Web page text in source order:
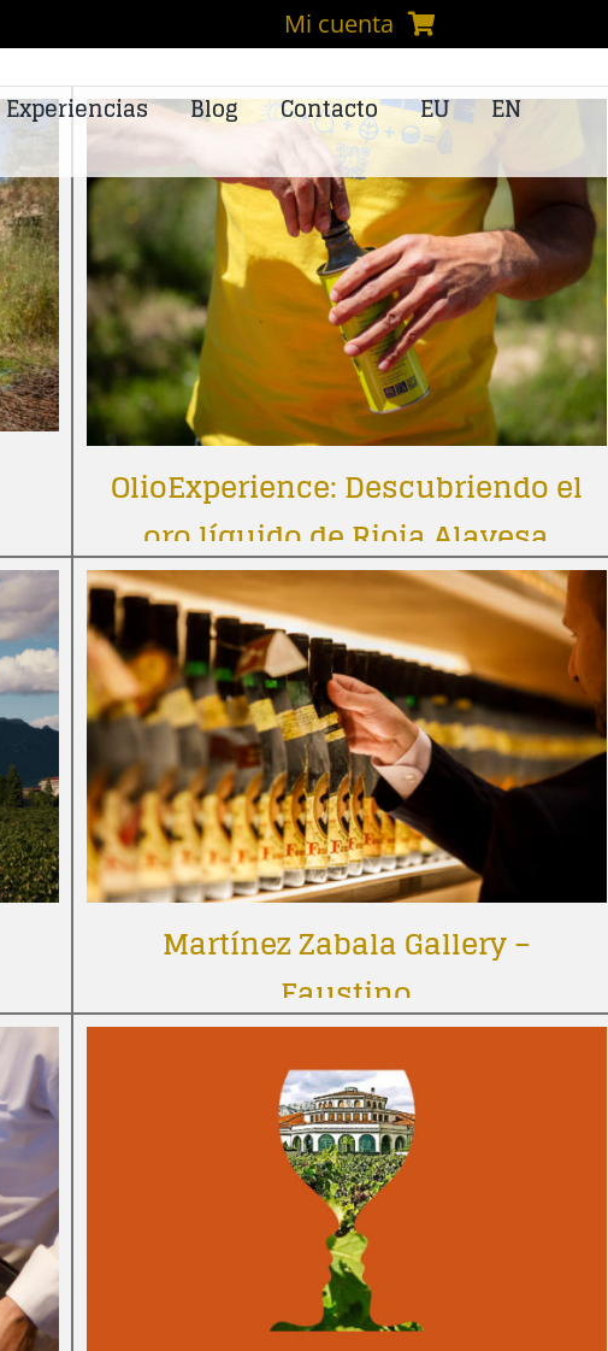
Mi cuenta
Experiencias Blog Contacto EU EN
OlioExperience: Descubriendo el
oro líquido de Rioja Alavesa
Martínez Zabala Gallery –
Faustino